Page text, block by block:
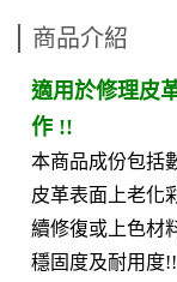
商品介紹
適用於修理皮
作 !!
本商品成份包括
皮革表面上老化
續修復或上色材
穩固度及耐用度!!